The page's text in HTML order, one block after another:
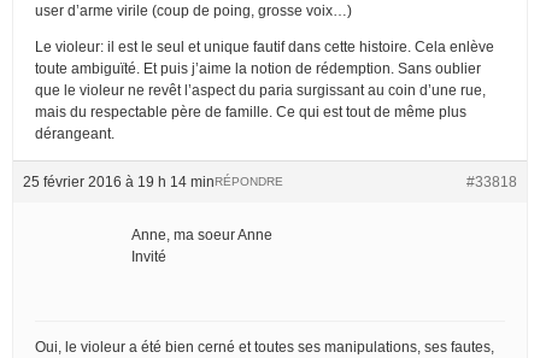
user d’arme virile (coup de poing, grosse voix…)
Le violeur: il est le seul et unique fautif dans cette histoire. Cela enlève
toute ambiguïté. Et puis j’aime la notion de rédemption. Sans oublier
que le violeur ne revêt l’aspect du paria surgissant au coin d’une rue,
mais du respectable père de famille. Ce qui est tout de même plus
dérangeant.
25 février 2016 à 19 h 14 min #33818
RÉPONDRE
Anne, ma soeur Anne
Invité
Oui, le violeur a été bien cerné et toutes ses manipulations, ses fautes,